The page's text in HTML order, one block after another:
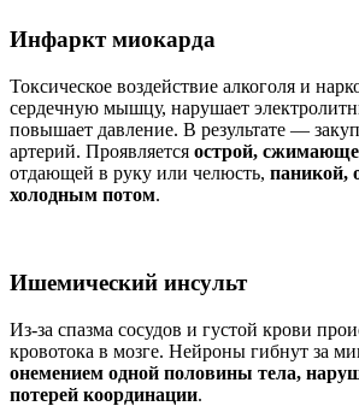
Инфаркт миокарда
Токсическое воздействие алкоголя и
сердечную мышцу, нарушает
повышает давление. В результате —
артерий. Проявляется острой,
отдающей в руку или челюсть, паникой,
холодным потом.
Ишемический инсульт
Из-за спазма сосудов и густой крови
кровотока в мозге. Нейроны гибнут за
онемением одной половины тела,
потерей координации.